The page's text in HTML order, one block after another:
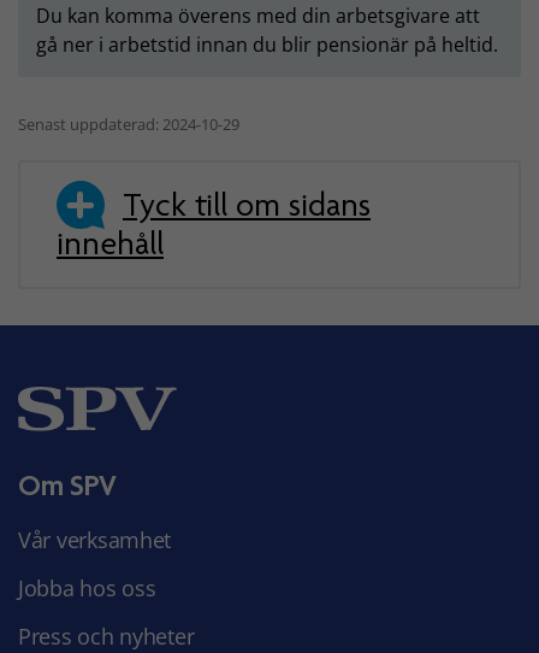
Du kan komma överens med din arbetsgivare att
gå ner i arbetstid innan du blir pensionär på heltid.
Senast uppdaterad: 2024-10-29
Tyck till om sidans
innehåll
Om SPV
Vår verksamhet
Jobba hos oss
Press och nyheter